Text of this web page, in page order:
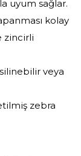
uyum sağlar.
kolay
zincirli
veya
zebra